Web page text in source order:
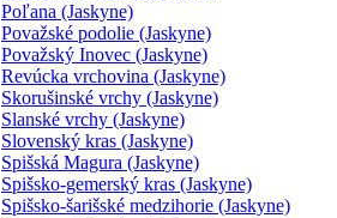
Poľana (Jaskyne)
Považské podolie (Jaskyne)
Považský Inovec (Jaskyne)
Revúcka vrchovina (Jaskyne)
Skorušinské vrchy (Jaskyne)
Slanské vrchy (Jaskyne)
Slovenský kras (Jaskyne)
Spišská Magura (Jaskyne)
Spišsko-gemerský kras (Jaskyne)
Spišsko-šarišské medzihorie (Jaskyne)